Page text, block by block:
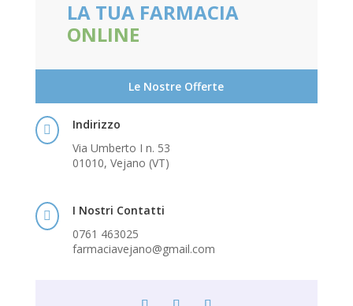
LA TUA FARMACIA
ONLINE
Le Nostre Offerte

Indirizzo
Via Umberto I n. 53
01010, Vejano (VT)

I Nostri Contatti
0761 463025
farmaciavejano@gmail.com